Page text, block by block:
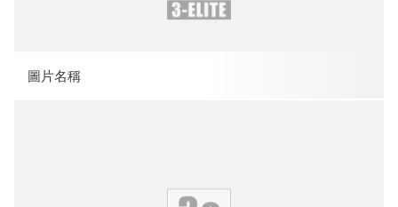
圖片名稱